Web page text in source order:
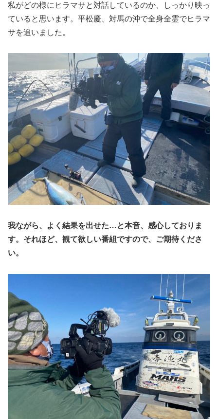
私がどの様にヒラマサと対話しているのか、しっかり映っ
ていると思います。平松慶、対馬の沖で全身全霊でヒラマ
サを追いました。
我ながら、よく結果を出せた…と本音、感心しておりま
す。それほど、観て欲しい番組ですので、ご期待くださ
い。